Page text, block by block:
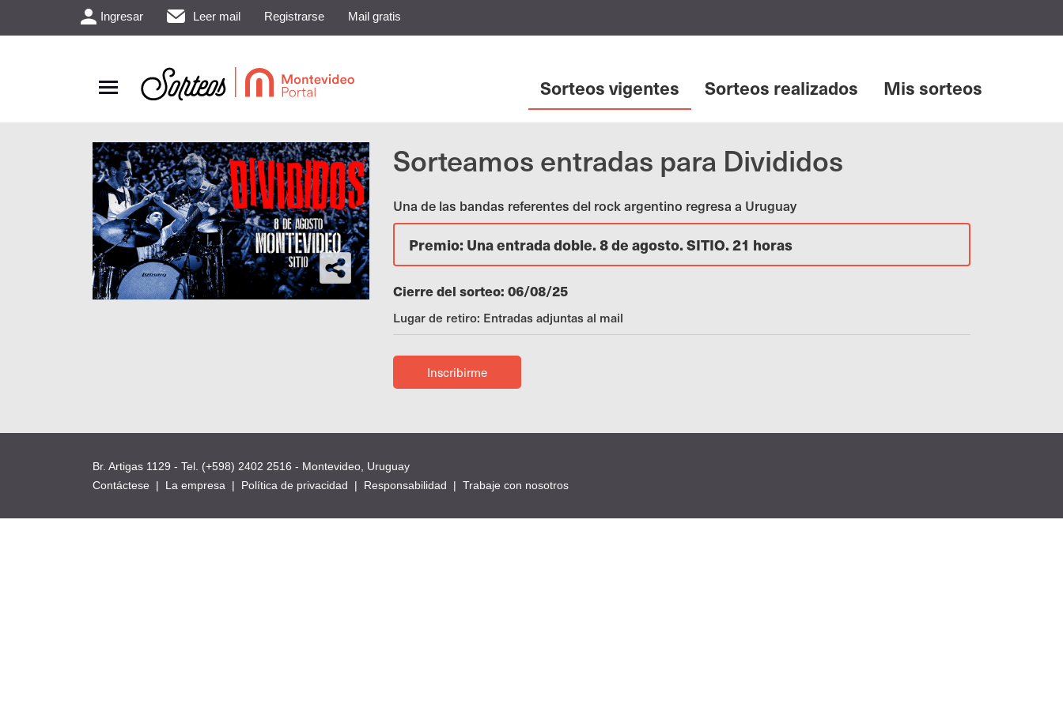
Ingresar Leer mail Registrarse Mail gratis
Sorteos vigentes Sorteos realizados Mis sorteos
Sorteamos entradas para Divididos
Una de las bandas referentes del rock argentino regresa a Uruguay
Premio: Una entrada doble. 8 de agosto. SITIO. 21 horas
Cierre del sorteo: 06/08/25
Lugar de retiro: Entradas adjuntas al mail
Inscribirme
Br. Artigas 1129 - Tel. (+598) 2402 2516 - Montevideo, Uruguay
Contáctese | La empresa | Política de privacidad | Responsabilidad | Trabaje con nosotros